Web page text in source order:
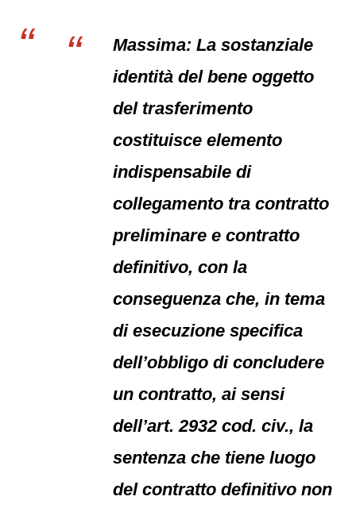
Massima: La sostanziale
identità del bene oggetto
del trasferimento
costituisce elemento
indispensabile di
collegamento tra contratto
preliminare e contratto
definitivo, con la
conseguenza che, in tema
di esecuzione specifica
dell’obbligo di concludere
un contratto, ai sensi
dell’art. 2932 cod. civ., la
sentenza che tiene luogo
del contratto definitivo non